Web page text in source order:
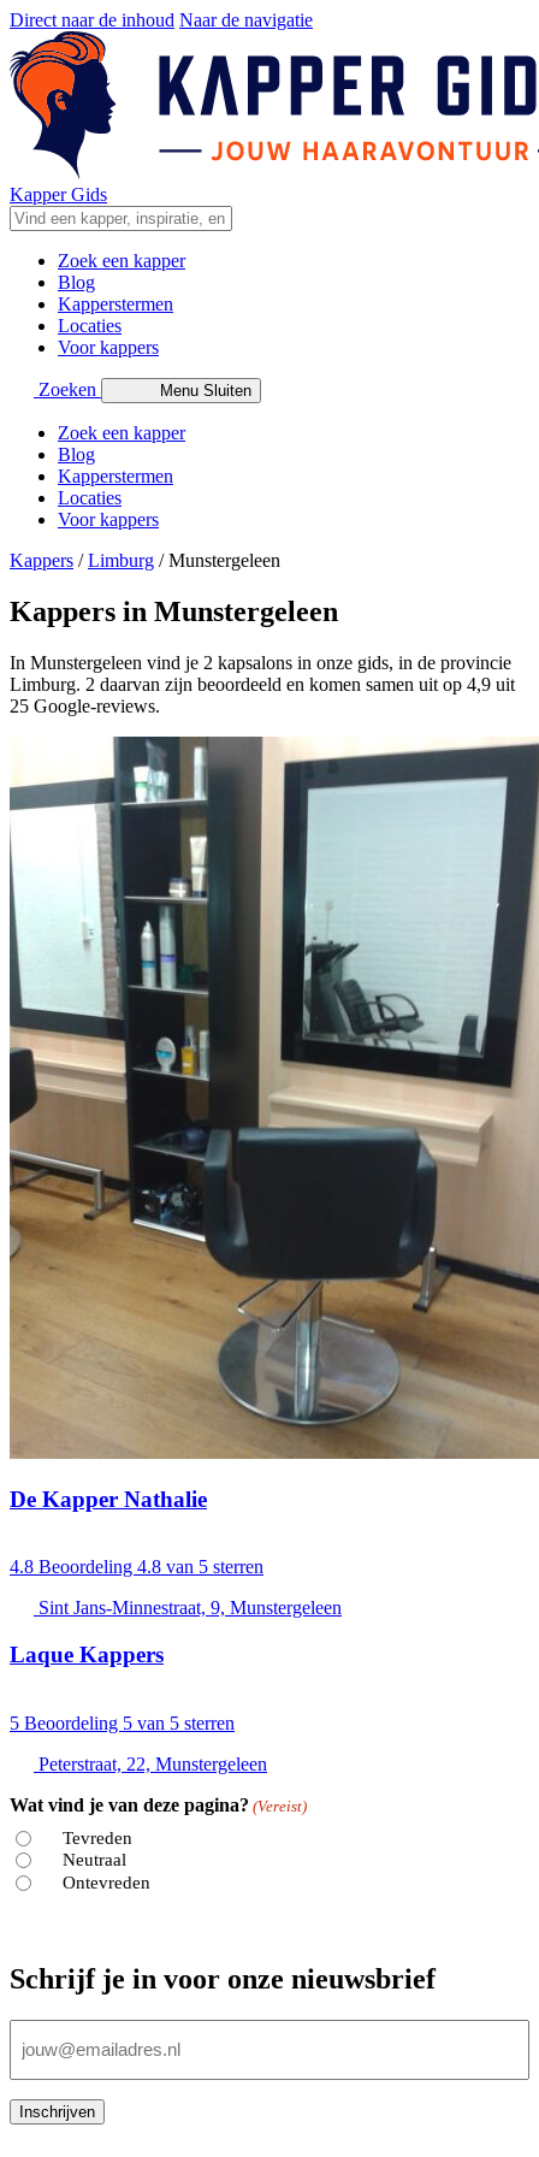
Direct naar de inhoud Naar de navigatie
Kapper Gids
Zoek een kapper
Blog
Kapperstermen
Locaties
Voor kappers
Zoeken Menu Sluiten
Zoek een kapper
Blog
Kapperstermen
Locaties
Voor kappers
Kappers /Limburg /Munstergeleen
Kappers in Munstergeleen
In Munstergeleen vind je 2 kapsalons in onze gids, in de provincie
Limburg. 2 daarvan zijn beoordeeld en komen samen uit op 4,9 uit
25 Google-reviews.
De Kapper Nathalie
4.8 Beoordeling 4.8 van 5 sterren
Sint Jans-Minnestraat, 9, Munstergeleen
Laque Kappers
5 Beoordeling 5 van 5 sterren
Peterstraat, 22, Munstergeleen
Wat vind je van deze pagina? (Vereist)
Tevreden
Neutraal
Ontevreden
Schrijf je in voor onze nieuwsbrief
mailadres
Inschrijven